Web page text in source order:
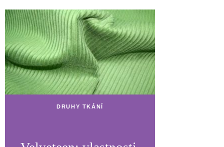
DRUHY TKÁNÍ